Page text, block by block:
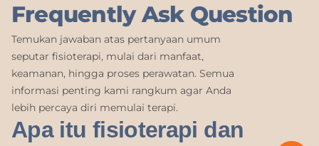
Frequently Ask Question
Temukan jawaban atas pertanyaan umum
seputar fisioterapi, mulai dari manfaat,
keamanan, hingga proses perawatan. Semua
informasi penting kami rangkum agar Anda
lebih percaya diri memulai terapi.
Apa itu fisioterapi dan